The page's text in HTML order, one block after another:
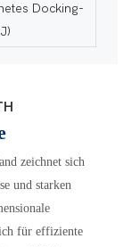
Docking-
zeichnet sich
und starken
für effiziente